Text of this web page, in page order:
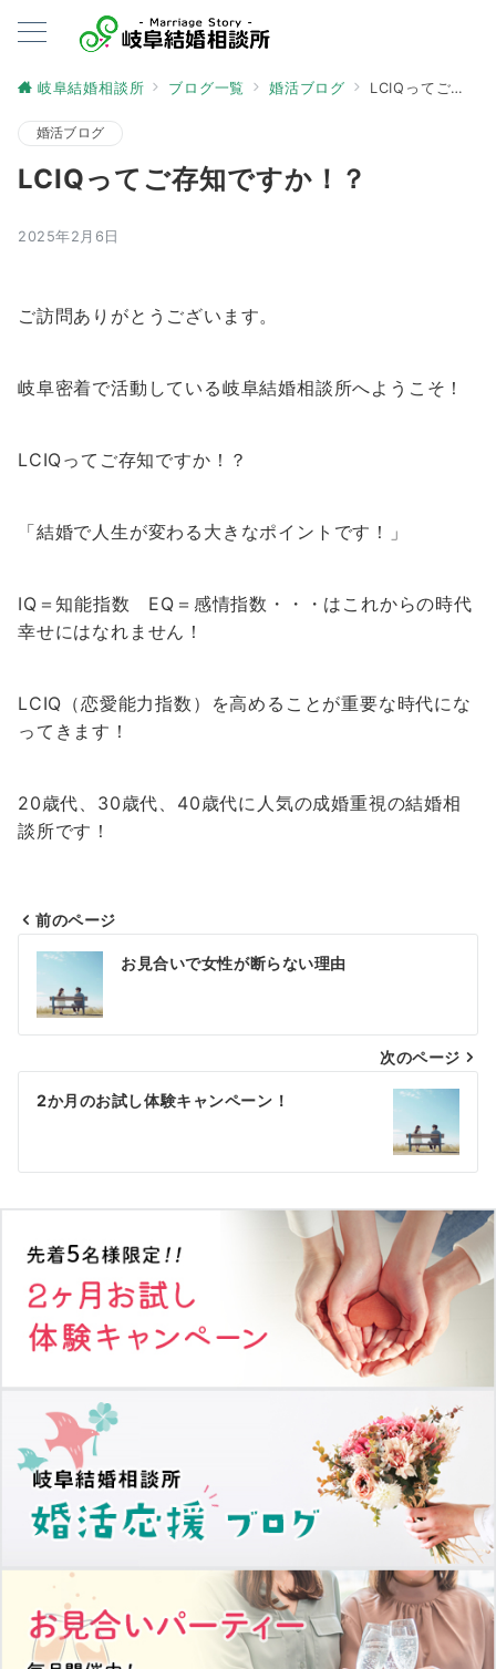
岐阜結婚相談所 ブログ一覧 婚活ブログ LCIQってご存知ですか！？
婚活ブログ
LCIQってご存知ですか！？
2025年2月6日
ご訪問ありがとうございます。
岐阜密着で活動している岐阜結婚相談所へようこそ！
LCIQってご存知ですか！？
「結婚で人生が変わる大きなポイントです！」
IQ＝知能指数 EQ＝感情指数・・・はこれからの時代
幸せにはなれません！
LCIQ（恋愛能力指数）を高めることが重要な時代にな
ってきます！
20歳代、30歳代、40歳代に人気の成婚重視の結婚相
談所です！
投
稿
ナ
ビ
ゲ
シ
ョ
ン
前のページ
お見合いで女性が断らない理由
次のページ
2か月のお試し体験キャンペーン！